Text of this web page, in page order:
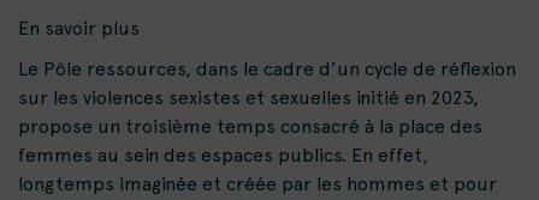
En savoir plus
Le Pôle ressources, dans le cadre d’un cycle de réflexion
sur les violences sexistes et sexuelles initié en 2023,
propose un troisième temps consacré à la place des
femmes au sein des espaces publics. En effet,
longtemps imaginée et créée par les hommes et pour